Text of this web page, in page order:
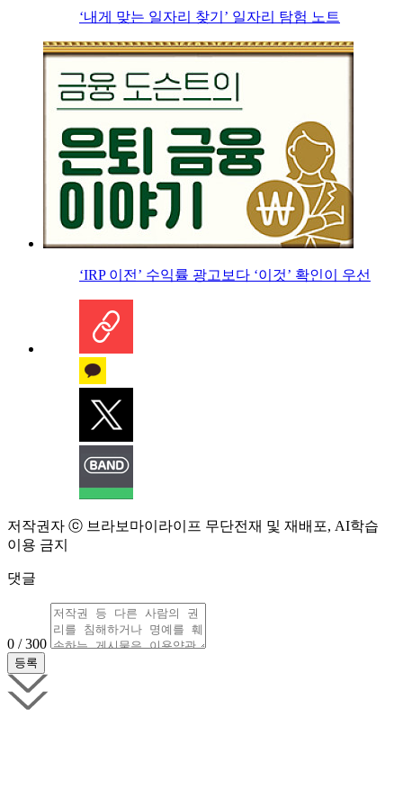
‘내게 맞는 일자리 찾기’ 일자리 탐험 노트
‘IRP 이전’ 수익률 광고보다 ‘이것’ 확인이 우선
저작권자 ⓒ 브라보마이라이프 무단전재 및 재배포, AI학습
이용 금지
댓글
0 / 300